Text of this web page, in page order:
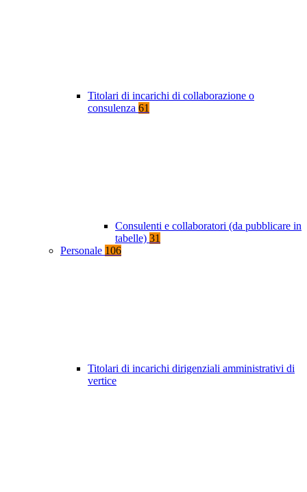
Titolari di incarichi di collaborazione o
consulenza 61
Consulenti e collaboratori (da pubblicare in
tabelle) 31
Personale 106
Titolari di incarichi dirigenziali amministrativi di
vertice